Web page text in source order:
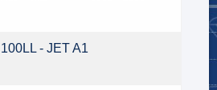
100LL - JET A1